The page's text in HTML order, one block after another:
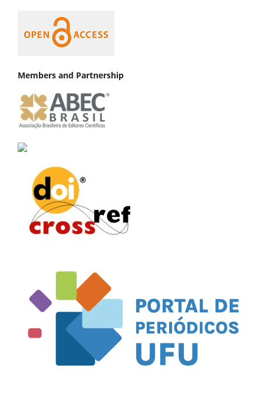
Members and Partnership